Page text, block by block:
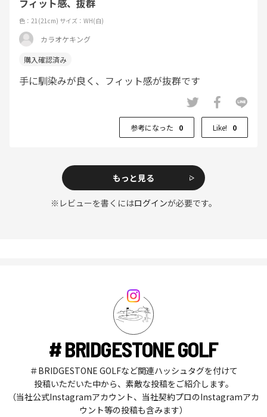
フィット感、抜群
色：21(21cm) サイズ：WH(白)
カラオケキング
手に馴染みが良く、フィット感が抜群です
参考になった 0 Like! 0
もっと見る
※レビューを書くにはログインが必要です。
# BRIDGESTONE GOLF
＃BRIDGESTONE GOLFなど関連ハッシュタグを付けて
投稿いただいた中から、素敵な投稿をご紹介します。
（当社公式Instagramアカウント、当社契約プロのInstagramアカ
ウント等の投稿も含みます）